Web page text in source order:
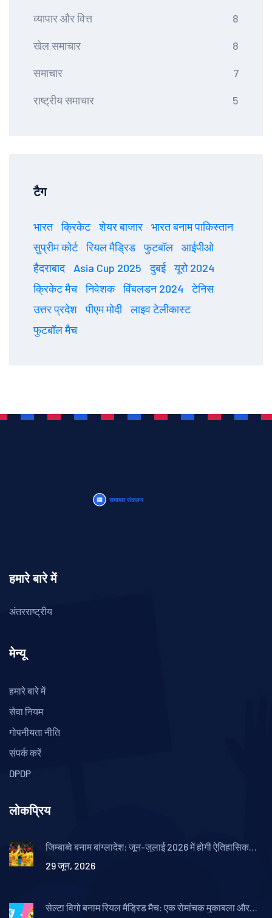
व्यापार और वित्त 8
खेल समाचार 8
समाचार 7
राष्ट्रीय समाचार 5
टैग
भारत क्रिकेट शेयर बाजार
भारत बनाम पाकिस्तान
सुप्रीम कोर्ट
रियल मैड्रिड फुटबॉल
आईपीओ
हैदराबाद
Asia Cup 2025 दुबई
यूरो 2024
क्रिकेट मैच
निवेशक विंबलडन 2024
टेनिस
उत्तर प्रदेश
पीएम मोदी
लाइव टेलीकास्ट
फुटबॉल मैच
हमारे बारे में
अंतरराष्ट्रीय
मेन्यू
हमारे बारे में
सेवा नियम
गोपनीयता नीति
संपर्क करें
DPDP
लोकप्रिय
जिम्बाब्वे बनाम बांग्लादेश: जून-जुलाई 2026 में होगी ऐतिहासिक
29 जून, 2026
सेल्टा विगो बनाम रियल मैड्रिड मैच: एक रोमांचक मुकाबला और